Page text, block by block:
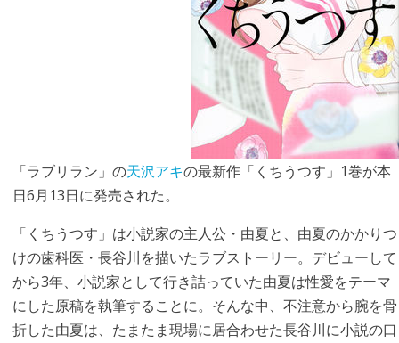
「ラブリラン」の天沢アキの最新作「くちうつす」1巻が本
日6月13日に発売された。
「くちうつす」は小説家の主人公・由夏と、由夏のかかりつ
けの歯科医・長谷川を描いたラブストーリー。デビューして
から3年、小説家として行き詰っていた由夏は性愛をテーマ
にした原稿を執筆することに。そんな中、不注意から腕を骨
折した由夏は、たまたま現場に居合わせた長谷川に小説の口